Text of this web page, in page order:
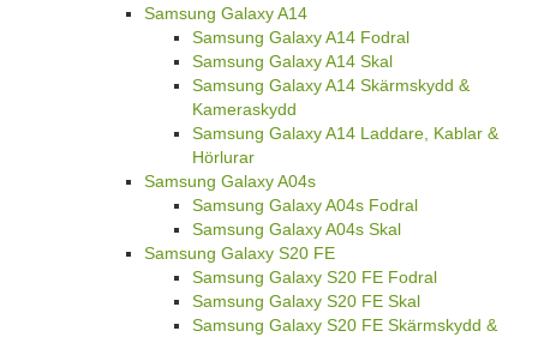
Samsung Galaxy A14
Samsung Galaxy A14 Fodral
Samsung Galaxy A14 Skal
Samsung Galaxy A14 Skärmskydd &
Kameraskydd
Samsung Galaxy A14 Laddare, Kablar &
Hörlurar
Samsung Galaxy A04s
Samsung Galaxy A04s Fodral
Samsung Galaxy A04s Skal
Samsung Galaxy S20 FE
Samsung Galaxy S20 FE Fodral
Samsung Galaxy S20 FE Skal
Samsung Galaxy S20 FE Skärmskydd &